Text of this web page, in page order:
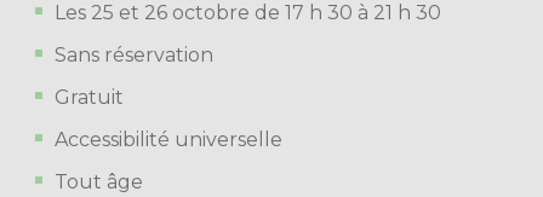
Les 25 et 26 octobre d e 17 h 30 à 21 h 30
Sans réservation
Gratuit
Accessibilité universelle
Tout âge